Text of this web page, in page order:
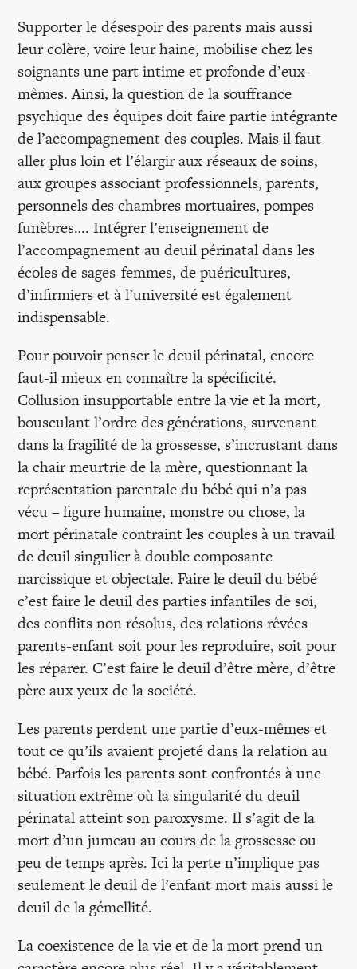
Supporter le désespoir des parents mais aussi
leur colère, voire leur haine, mobilise chez les
soignants une part intime et profonde d’eux-
mêmes. Ainsi, la question de la souffrance
psychique des équipes doit faire partie intégrante
de l’accompagnement des couples. Mais il faut
aller plus loin et l’élargir aux réseaux de soins,
aux groupes associant professionnels, parents,
personnels des chambres mortuaires, pompes
funèbres…. Intégrer l’enseignement de
l’accompagnement au deuil périnatal dans les
écoles de sages-femmes, de puéricultures,
d’infirmiers et à l’université est également
indispensable.
Pour pouvoir penser le deuil périnatal, encore
faut-il mieux en connaître la spécificité.
Collusion insupportable entre la vie et la mort,
bousculant l’ordre des générations, survenant
dans la fragilité de la grossesse, s’incrustant dans
la chair meurtrie de la mère, questionnant la
représentation parentale du bébé qui n’a pas
vécu – figure humaine, monstre ou chose, la
mort périnatale contraint les couples à un travail
de deuil singulier à double composante
narcissique et objectale. Faire le deuil du bébé
c’est faire le deuil des parties infantiles de soi,
des conflits non résolus, des relations rêvées
parents-enfant soit pour les reproduire, soit pour
les réparer. C’est faire le deuil d’être mère, d’être
père aux yeux de la société.
Les parents perdent une partie d’eux-mêmes et
tout ce qu’ils avaient projeté dans la relation au
bébé. Parfois les parents sont confrontés à une
situation extrême où la singularité du deuil
périnatal atteint son paroxysme. Il s’agit de la
mort d’un jumeau au cours de la grossesse ou
peu de temps après. Ici la perte n’implique pas
seulement le deuil de l’enfant mort mais aussi le
deuil de la gémellité.
La coexistence de la vie et de la mort prend un